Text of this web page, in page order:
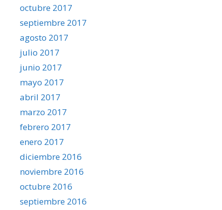
octubre 2017
septiembre 2017
agosto 2017
julio 2017
junio 2017
mayo 2017
abril 2017
marzo 2017
febrero 2017
enero 2017
diciembre 2016
noviembre 2016
octubre 2016
septiembre 2016